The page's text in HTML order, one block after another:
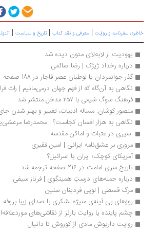
سفرنامه‌ و روایت|معرفی و نقد کتاب|تاریخ و سیاست |آنتونیو گرامشی
یهودیت از لابه‌لای متون دیده شد
درباره رخداد ژیژک | رضا صائمی
گذر جوانمردان یا لوطیان عصر قاجار در 188 صفحه
نگاهی به آن‌گاه که از فهم جهان درمی‌مانیم | راث فرانکلین
فرهنگ سوگ شیعی با ۲۵۷ مدخل منتشر شد
منصور کوشان: مساله ادبیات، تغییر و بهتر شدن جای
نگاهی به هزار افسان کجاست؟ | محمدرضا مرعشی‌پور
سیری در عتبات و اماکن مقدسه
مروری بر عشق‌نامه ایرانی | امین فقیری
آمریکای کوچک؛ ایران یا اسرائیل؟
تاریخ سری امامت در 216 صفحه ترجمه شد
درباره جمله‌های درستِ همینگوی | فرناز سیفی
مرگ قسطی | لویی فردینان سلین
روزهای بی آینه‌ی منیژه لشکری با صدای زیبا بروفه
چشم پاینده یا روایت بارنز از نقاشی‌های موردعلاقه‌اش
روایت داریوش مادی از کوروش تا دانیال